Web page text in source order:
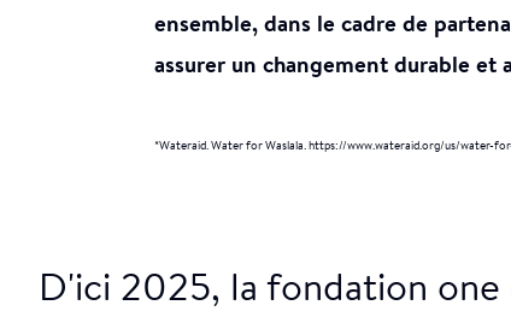
ensemble, dans le cadre de
assurer un changement durable et
*Wateraid. Water for Waslala. https://www.wateraid.org/us/water-
D'ici 2025, la fondation